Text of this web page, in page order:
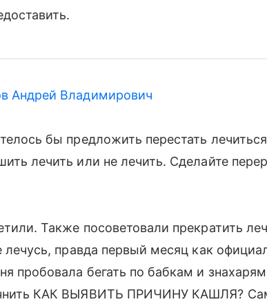
Андрей Владимирович
бы предложить перестать
лечить или не лечить. Сделайте
Также посоветовали прекратить
лечусь, правда первый месяц как
пробовала бегать по бабкам и
КАК ВЫЯВИТЬ ПРИЧИНУ КАШЛЯ?